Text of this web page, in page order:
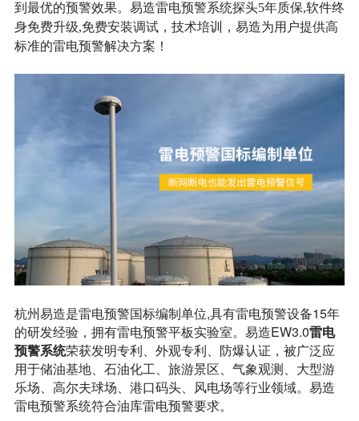
到最优的预警效果。易造雷电预警系统探头5年质保,软件终
身免费升级,免费安装调试，技术培训，易造为用户提供高
标准的雷电预警解决方案！
杭州易造是雷电预警国标编制单位,具有雷电预警设备15年
的研发经验，拥有雷电预警平板实验室。易造EW3.0雷电
预警系统荣获发明专利、外观专利、防爆认证，被广泛应
用于储油基地、石油化工、旅游景区、气象观测、大型游
乐场、高尔夫球场、港口码头、风电场等行业领域。易造
雷电预警系统符合油库雷电预警要求。